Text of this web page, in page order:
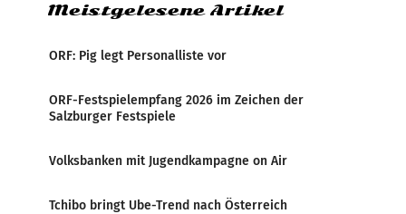
Meistgelesene Artikel
ORF: Pig legt Personalliste vor
ORF-Festspielempfang 2026 im Zeichen der
Salzburger Festspiele
Volksbanken mit Jugendkampagne on Air
Tchibo bringt Ube-Trend nach Österreich